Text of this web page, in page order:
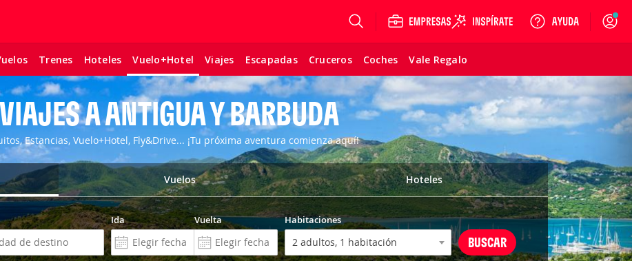
Trenes Hoteles Vuelo+Hotel Viajes Escapadas Cruceros Coches Vale Regalo
Login
A ANTIGUA Y BARBUDA
Estancias, Vuelo+Hotel, Fly&Drive... ¡Tu próxima aventura comienza aquí!
Vuelos Hoteles
Ida Vuelta Habitaciones